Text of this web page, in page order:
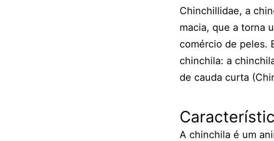
Chinchillidae, a
macia, que a torna
comércio de peles.
chinchila: a
de cauda curta
A chinchila é um